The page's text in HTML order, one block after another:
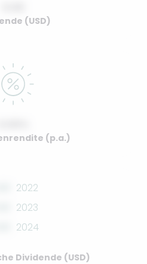
(USD)
(p.a.)
2022
2023
2024
Dividende (USD)